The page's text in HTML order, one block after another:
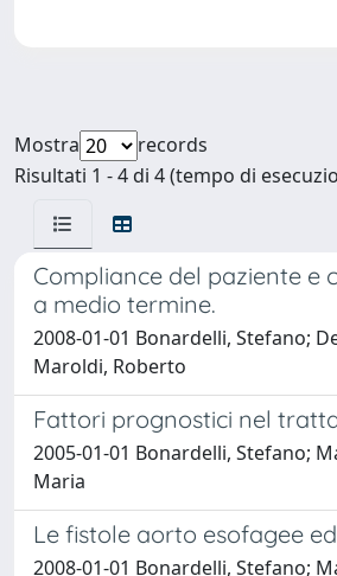
Mostra
records
Risultati 1 - 4 di 4 (tempo di
Compliance del paziente e
a medio termine.
2008-01-01 Bonardelli, Stefano;
Maroldi, Roberto
Fattori prognostici nel
2005-01-01 Bonardelli, Stefano;
Maria
Le fistole aorto esofagee
2008-01-01 Bonardelli, Stefano;